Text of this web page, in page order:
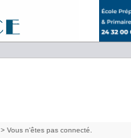
> Vous n'êtes pas connecté.